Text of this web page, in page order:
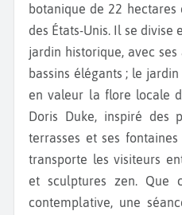
botanique de 22 hectares
des États-Unis. Il se divise
jardin historique, avec
bassins élégants ; le
en valeur la flore locale
Doris Duke, inspiré des
terrasses et ses
transporte les visiteurs
et sculptures zen. Que
contemplative, une